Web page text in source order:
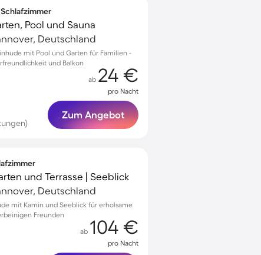
Schlafzimmer
Pool und Sauna
Deutschland
mit Pool und Garten für Familien -
und Balkon
ab 24 €
pro Nacht
Zum Angebot
und Terrasse | Seeblick
Deutschland
mit Kamin und Seeblick für erholsame
Freunden
ab 104 €
pro Nacht